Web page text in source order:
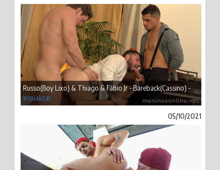
Russo(Boy Lixo) & Thiago & Fábio Jr - Bareback(Cassino) -
Visualizar
05/10/2021